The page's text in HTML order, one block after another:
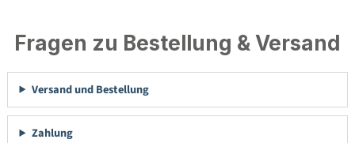
Fragen zu Bestellung & Versand
Versand und Bestellung
Zahlung